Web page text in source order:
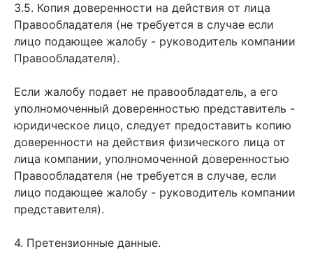
3.5. Копия доверенности на действия от лица
Правообладателя (не требуется в случае если
лицо подающее жалобу - руководитель компании
Правообладателя).
Если жалобу подает не правообладатель, а его
уполномоченный доверенностью представитель -
юридическое лицо, следует предоставить копию
доверенности на действия физического лица от
лица компании, уполномоченной доверенностью
Правообладателя (не требуется в случае, если
лицо подающее жалобу - руководитель компании
представителя).
4. Претензионные данные.